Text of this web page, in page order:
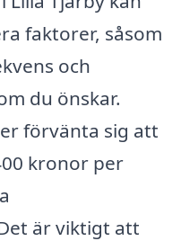
faktorer, såsom
och
du önskar.
förvänta sig att
kronor per
är viktigt att